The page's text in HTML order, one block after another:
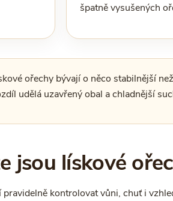
špatně vysušených
ořechy bývají o něco stabilnější
udělá uzavřený obal a chladnější
jsou lískové
kontrolovat vůni, chuť i